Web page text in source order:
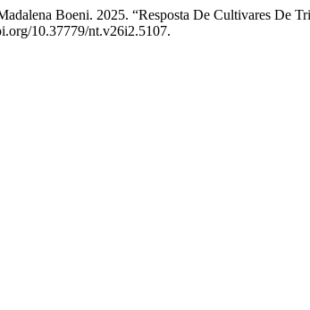
Boeni. 2025. “Resposta De Cultivares De
10.37779/nt.v26i2.5107.